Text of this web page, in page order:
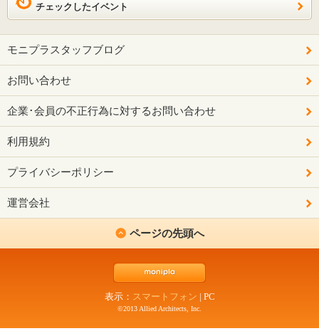
チェックしたイベント
モニプラスタッフブログ
お問い合わせ
企業･会員の不正行為に対するお問い合わせ
利用規約
プライバシーポリシー
運営会社
ページの先頭へ
表示： スマートフォン | PC
©2013 Allied Architects, Inc.